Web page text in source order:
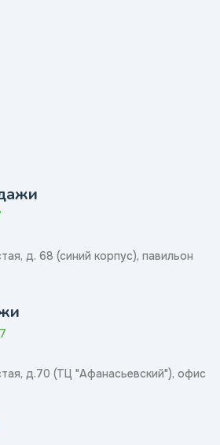
д. 68 (синий корпус), павильон
д.70 (ТЦ "Афанасьевский"), офис